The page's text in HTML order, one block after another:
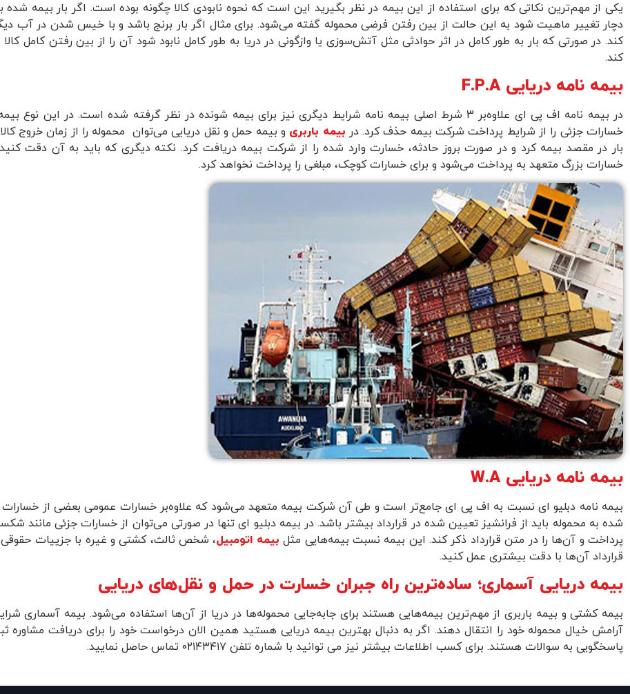
یکی از مهم‌ترین نکاتی که برای استفاده از این بیمه در نظر بگیرید این است که نحوه نابودی کالا چگونه بوده است. اگر بار بیمه
دچار تغییر ماهیت شود به این حالت از بین رفتن فرضی محموله گفته می‌شود. برای مثال اگر بار برنج باشد و با خیس شدن در آب
کند. در صورتی که بار به طور کامل در اثر حوادثی مثل آتش‌سوزی یا وازگونی در دریا به طور کامل نابود شود آن را از بین رفتن کامل
کند.
بیمه نامه دریایی F.P.A
در بیمه نامه اف پی ای علاوه‌بر 3 شرط اصلی بیمه‌ نامه شرایط دیگری نیز برای بیمه شونده در نظر گرفته شده
خسارات جزئی را از شرایط پرداخت شرکت بیمه حذف کرد. در بیمه باربری و بیمه حمل و نقل دریایی می‌‌توان محموله را از زمان خروج
بار در مقصد بیمه کرد و در صورت بروز حادثه، خسارت وارد شده را از شرکت بیمه دریافت کرد. نکته دیگری که باید به آن دقت
خسارات بزرگ متعهد به پرداخت می‌شود و برای خسارات کوچک، مبلغی را پرداخت نخواهد کرد.
بیمه نامه دریایی W.A
بیمه نامه دبلیو ای نسبت به اف پی ای جامع‌تر است و طی آن شرکت بیمه متعهد می‌شود که علاوه‌بر خسارات عمومی بعضی از
شده به محموله باید از فرانشیز تعیین شده در قرارداد بیشتر باشد. در بیمه دبلیو ای تنها در صورتی می‌توان از خسارات جزئی مانند
پرداخت و آن‌ها را در متن قرارداد ذکر کند. این بیمه نسبت بیمه‌هایی مثل بیمه اتومبیل، شخص ثالث، کشتی و غیره با جزییات
قرارداد آن‌ها با دقت بیشتری عمل کنید.
بیمه دریایی آسماری؛ ساده‌ترین راه جبران خسارت در حمل و نقل‌های دریایی
بیمه کشتی و بیمه باربری از مهم‌ترین بیمه‌هایی هستند برای جابه‌جایی محموله‌ها در دریا از آن‌ها استفاده می‌شود. بیمه آسماری
آرامش خیال محموله خود را انتقال دهند. اگر به دنبال بهترین بیمه دریایی هستید همین الان درخواست خود را برای دریافت
پاسخگویی به سوالات هستند. برای کسب اطلاعات بیشتر نیز می توانید با شماره تلفن ۰۲۱۴۳۴۱۷ تماس حاصل نمایید.